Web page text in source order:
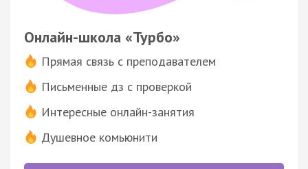
Онлайн-школа «Турбо»
Прямая связь с преподавателем
Письменные дз с проверкой
Интересные онлайн-занятия
Душевное комьюнити